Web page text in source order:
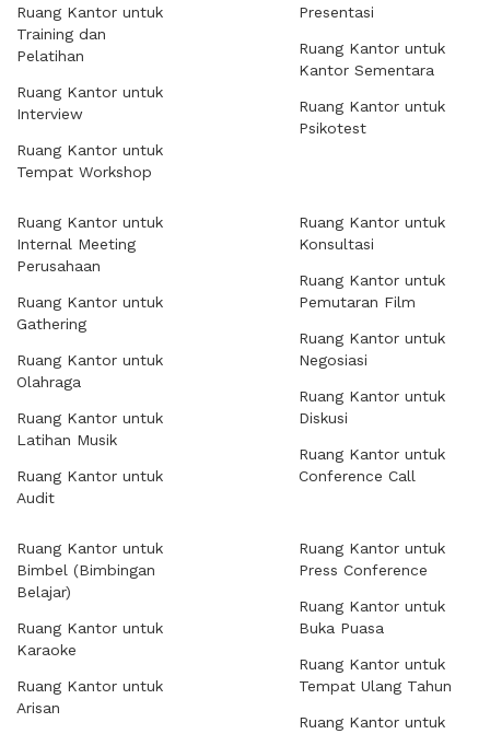
Ruang Kantor untuk
Training dan
Pelatihan
Ruang Kantor untuk
Interview
Ruang Kantor untuk
Tempat Workshop
Presentasi
Ruang Kantor untuk
Kantor Sementara
Ruang Kantor untuk
Psikotest
Ruang Kantor untuk
Internal Meeting
Perusahaan
Ruang Kantor untuk
Gathering
Ruang Kantor untuk
Olahraga
Ruang Kantor untuk
Latihan Musik
Ruang Kantor untuk
Audit
Ruang Kantor untuk
Konsultasi
Ruang Kantor untuk
Pemutaran Film
Ruang Kantor untuk
Negosiasi
Ruang Kantor untuk
Diskusi
Ruang Kantor untuk
Conference Call
Ruang Kantor untuk
Bimbel (Bimbingan
Belajar)
Ruang Kantor untuk
Karaoke
Ruang Kantor untuk
Arisan
Ruang Kantor untuk
Press Conference
Ruang Kantor untuk
Buka Puasa
Ruang Kantor untuk
Tempat Ulang Tahun
Ruang Kantor untuk